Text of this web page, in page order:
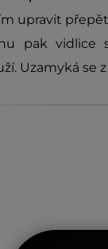
upravit
pak vidlice
Uzamyká se